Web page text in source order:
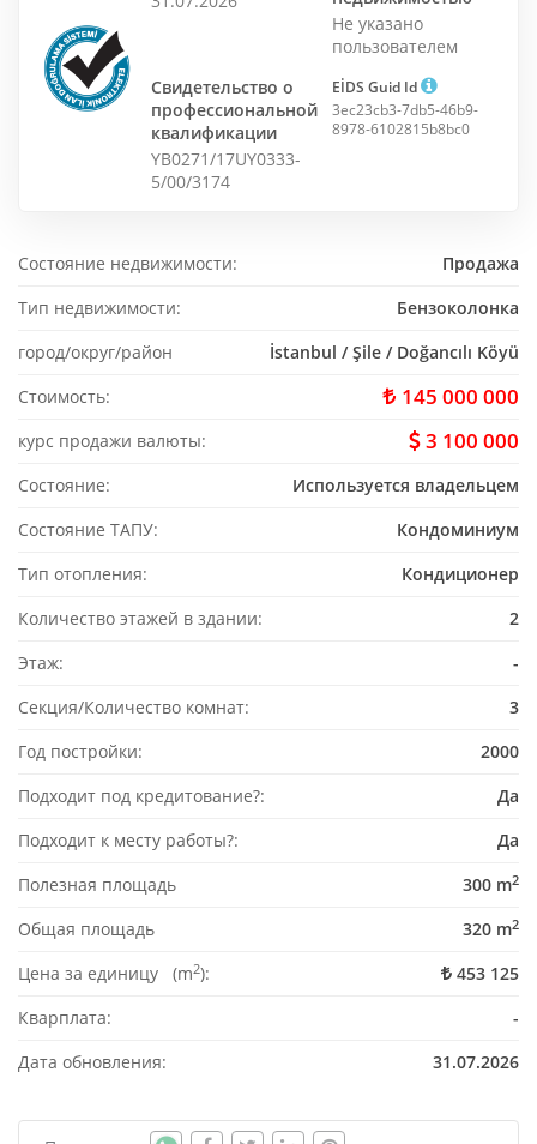
Не указано
пользователем
Свидетельство о
профессиональной
квалификации
YB0271/17UY0333-
5/00/3174
EİDS Guid Id
3ec23cb3-7db5-46b9-
8978-6102815b8bc0
Состояние недвижимости:
Продажа
Тип недвижимости:
Бензоколонка
город/округ/район
İstanbul / Şile / Doğancılı Köyü
Стоимость:
145 000 000
курс продажи валюты: 3 100 000
Состояние:
Используется владельцем
Состояние ТАПУ:
Кондоминиум
Тип отопления:
Кондиционер
Количество этажей в здании:
2
Этаж:
-
Секция/Количество комнат:
3
Год постройки:
2000
Подходит под кредитование?:
Да
Подходит к месту работы?:
Да
Полезная площадь
300 m2
Общая площадь 320 m2
Цена за единицу (m2):
453 125
Кварплата:
-
Дата обновления:
31.07.2026